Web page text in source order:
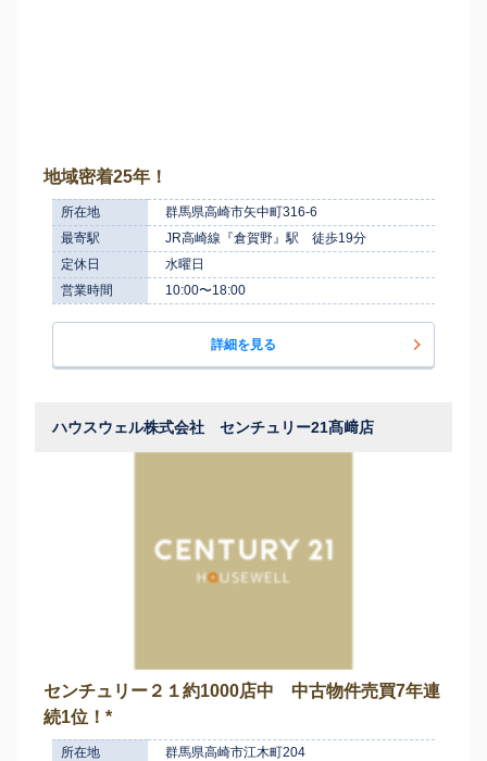
地域密着25年！
所在地
群馬県高崎市矢中町316-6
最寄駅
JR高崎線『倉賀野』駅 徒歩19分
定休日
水曜日
営業時間
10:00〜18:00
詳細を見る
ハウスウェル株式会社 センチュリー21髙﨑店
センチュリー２１約1000店中 中古物件売買7年連
続1位！*
所在地
群馬県高崎市江木町204